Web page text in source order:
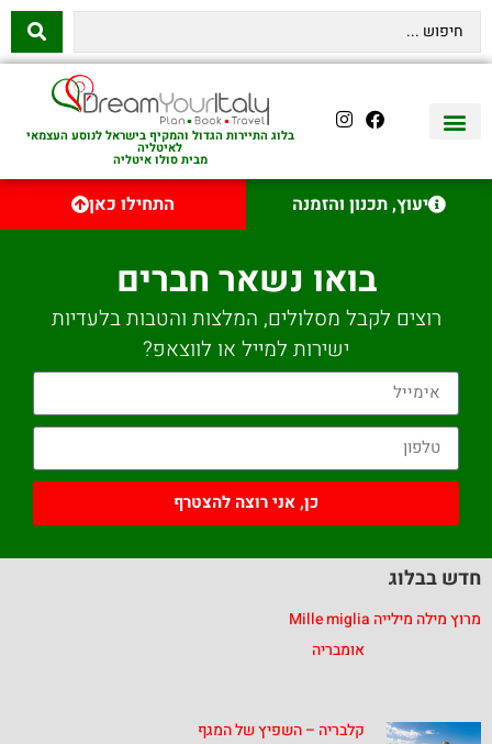
בלוג התיירות הגדול והמקיף בישראל לנוסע העצמאי
לאיטליה
מבית סולו איטליה
יעוץ, תכנון והזמנה התחילו כאן
בואו נשאר חברים
רוצים לקבל מסלולים, המלצות והטבות בלעדיות
ישירות למייל או לווצאפ?
כן, אני רוצה להצטרף
חדש בבלוג
מרוץ מילה מילייה Mille miglia
אומבריה
קלבריה – השפיץ של המגף